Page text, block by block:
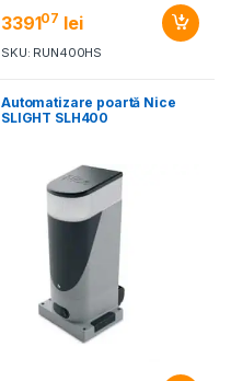
339107 lei
SKU: RUN400HS
Automatizare poartă Nice
SLIGHT SLH400